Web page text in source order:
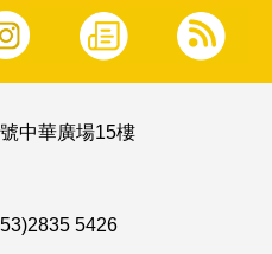
中華廣場15樓
5426